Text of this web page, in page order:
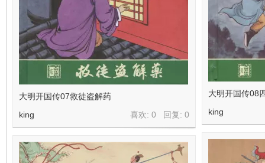
大明开国传08
king
大明开国传07救徒盗解药
喜欢: 0 回复: 0
king